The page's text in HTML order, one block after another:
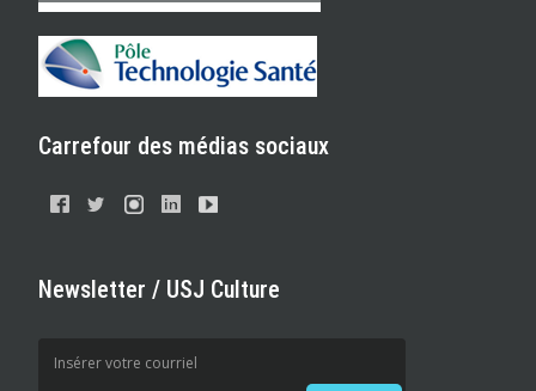
Carrefour des médias sociaux
Newsletter / USJ Culture